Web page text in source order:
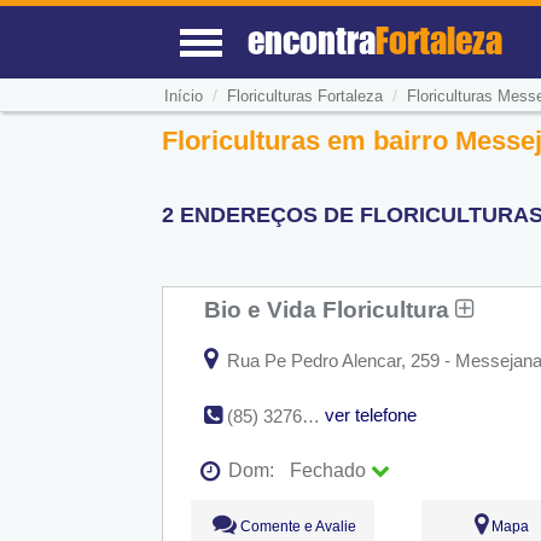
encontraFortaleza
Início / Floriculturas Fortaleza/ Floriculturas
Floriculturas em bairro
2 ENDEREÇOS DE
Bio e Vida Floricultura
Rua Pe Pedro Alencar, 259 -
(85) 3276-5944 ver telefone
Dom:
Fechado
Seg:
Ter:
09:00 - 18:00
Comente e Avalie Mapa